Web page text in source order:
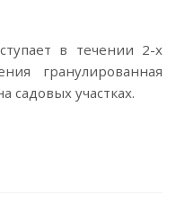
в течении 2-х
гранулированная
садовых участках.